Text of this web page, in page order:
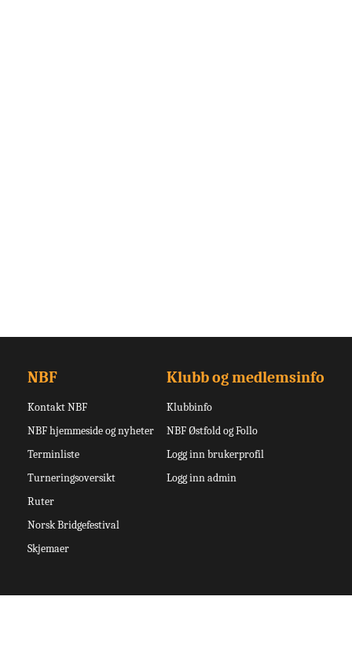
NBF
Kontakt NBF
NBF hjemmeside og nyheter
Terminliste
Turneringsoversikt
Ruter
Norsk Bridgefestival
Skjemaer
Klubb og medlemsinfo
Klubbinfo
NBF Østfold og Follo
Logg inn brukerprofil
Logg inn admin